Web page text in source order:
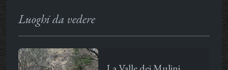
Luoghi da vedere